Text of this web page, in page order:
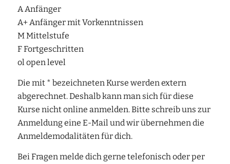
A Anfänger
A+ Anfänger mit Vorkenntnissen
M Mittelstufe
F Fortgeschritten
ol open level
Die mit * bezeichneten Kurse werden extern
abgerechnet. Deshalb kann man sich für diese
Kurse nicht online anmelden. Bitte schreib uns zur
Anmeldung eine E-Mail und wir übernehmen die
Anmeldemodalitäten für dich.
Bei Fragen melde dich gerne telefonisch oder per